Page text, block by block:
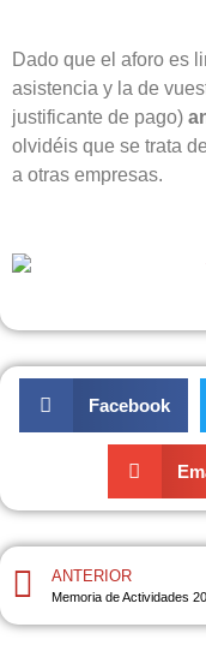
Dado que el aforo es
asistencia y la de
justificante de pago)
olvidéis que se trata
a otras empresas.
Facebook
ANTERIOR
Memoria de Actividades